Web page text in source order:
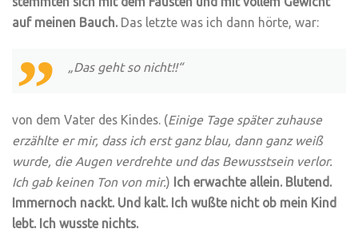
auf meinen Bauch. Das letzte was ich dann hörte, war:
„Das geht so nicht!!“
von dem Vater des Kindes. (Einige Tage später zuhause
erzählte er mir, dass ich erst ganz blau, dann ganz weiß
wurde, die Augen verdrehte und das Bewusstsein verlor.
Ich gab keinen Ton von mir.) Ich erwachte allein. Blutend.
Immernoch nackt. Und kalt. Ich wußte nicht ob mein Kind
lebt. Ich wusste nichts.